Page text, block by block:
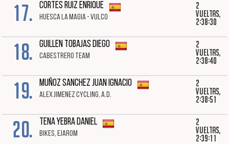
17. CORTES RUIZ ENRIQUE
HUESCA LA MAGIA - VULCO
2
vueltas,
2:38:30
18. GUILLEN TOBAJAS DIEGO
CABESTRERO TEAM
2
vueltas,
2:38:40
19. MUÑOZ SANCHEZ JUAN IGNACIO
ALEX JIMENEZ CYCLING, A.D.
2
vueltas,
2:38:51
20. TENA YEBRA DANIEL
BIKES, EJAROM
2
vueltas,
2:39:11